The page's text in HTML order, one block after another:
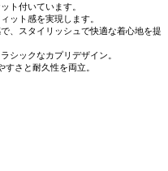
ト付いています。
ット感を実現します。
、スタイリッシュで快適な着心地を提
シックなカプリデザイン。
さと耐久性を両立。